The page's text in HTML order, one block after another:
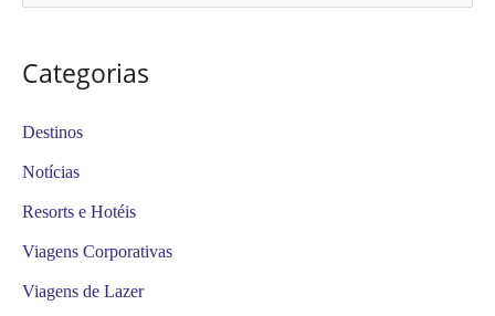
q
u
i
p
Categorias
Destinos
Notícias
Resorts e Hotéis
Viagens Corporativas
Viagens de Lazer